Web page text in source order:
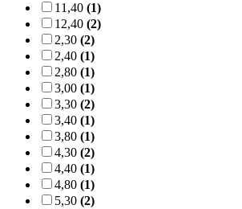
11,40 (1)
12,40 (2)
2,30 (2)
2,40 (1)
2,80 (1)
3,00 (1)
3,30 (2)
3,40 (1)
3,80 (1)
4,30 (2)
4,40 (1)
4,80 (1)
5,30 (2)